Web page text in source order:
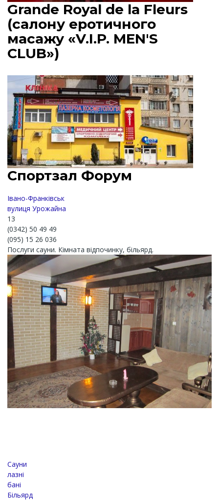
Grande Royal de la Fleurs
(салону еротичного
масажу «V.I.P. MEN'S
CLUB»)
Спортзал Форум
Івано-Франківськ
вулиця Урожайна
13
(0342) 50 49 49
(095) 15 26 036
Послуги сауни. Кімната відпочинку, більярд.
Сауни
лазні
бані
Більярд